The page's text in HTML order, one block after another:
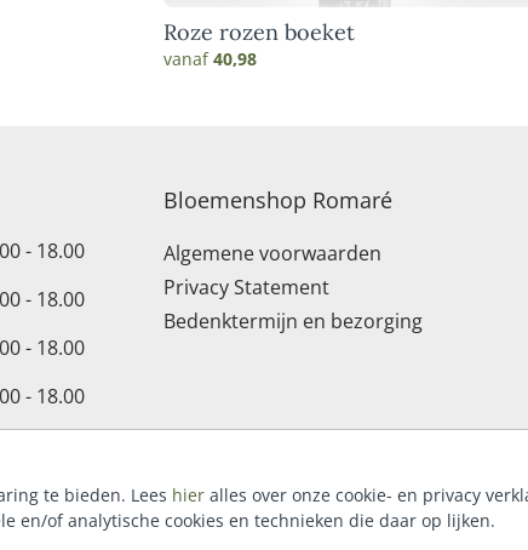
Roze rozen boeket
vanaf40,98
- 18.00
- 18.00
- 18.00
- 18.00
- 17.00
Bloemenshop Romaré
Algemene voorwaarden
Privacy Statement
Bedenktermijn en bezorging
te bieden. Lees hier alles over onze cookie- en privacy
en/of analytische cookies en technieken die daar op lijken.